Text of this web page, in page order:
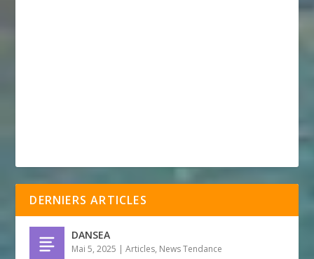
DERNIERS ARTICLES
DANSEA
Mai 5, 2025 |Articles, News Tendance